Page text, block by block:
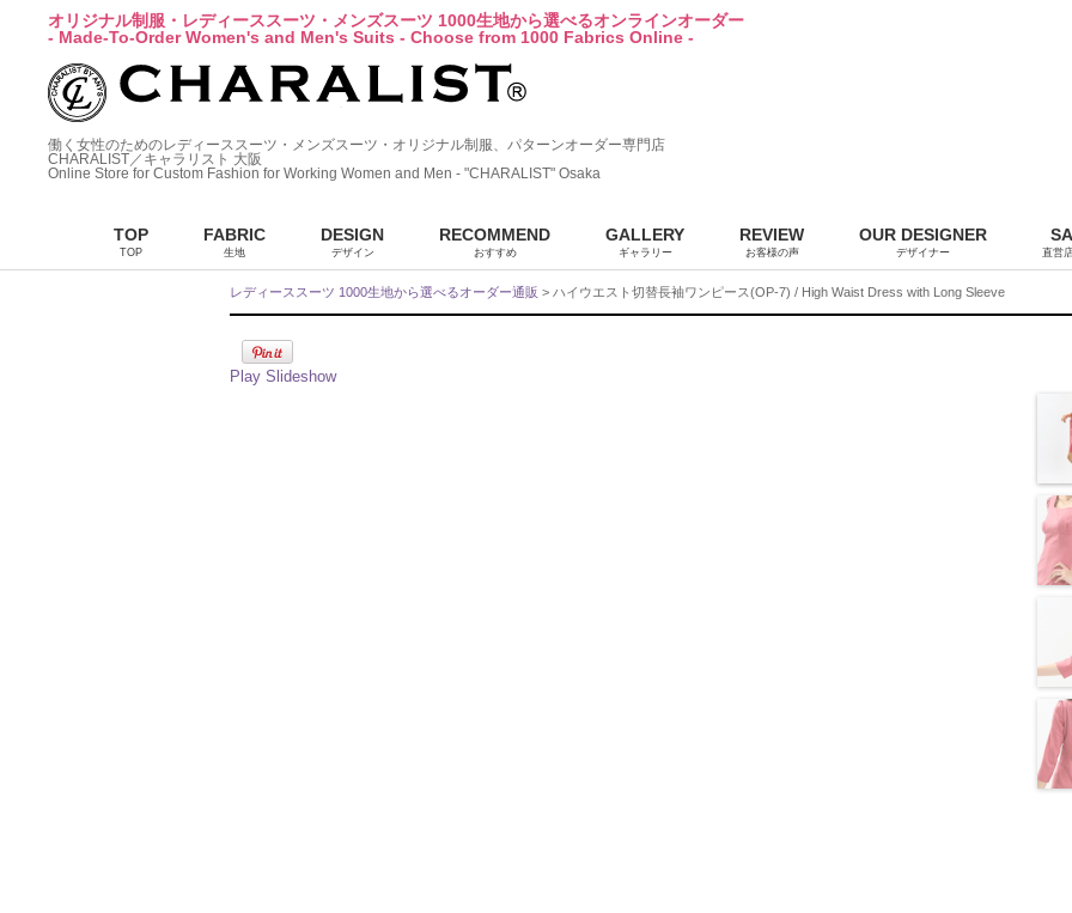
オリジナル制服・レディーススーツ・メンズスーツ 1000生地から選べるオンラインオーダー
- Made-To-Order Women's and Men's Suits - Choose from 1000 Fabrics Online -
働く女性のためのレディーススーツ・メンズスーツ・オリジナル制服、パターンオーダー専門店
CHARALIST／キャラリスト 大阪
Online Store for Custom Fashion for Working Women and Men - "CHARALIST" Osaka
TOP
TOP
FABRIC
生地
DESIGN
デザイン
RECOMMEND
おすすめ
GALLERY
ギャラリー
REVIEW
お客様の声
OUR DESIGNER
デザイナー 直営
レディーススーツ 1000生地から選べるオーダー通販 > ハイウエスト切替長袖ワンピース(OP-7) / High Waist Dress with Long Sleeve
Play Slideshow